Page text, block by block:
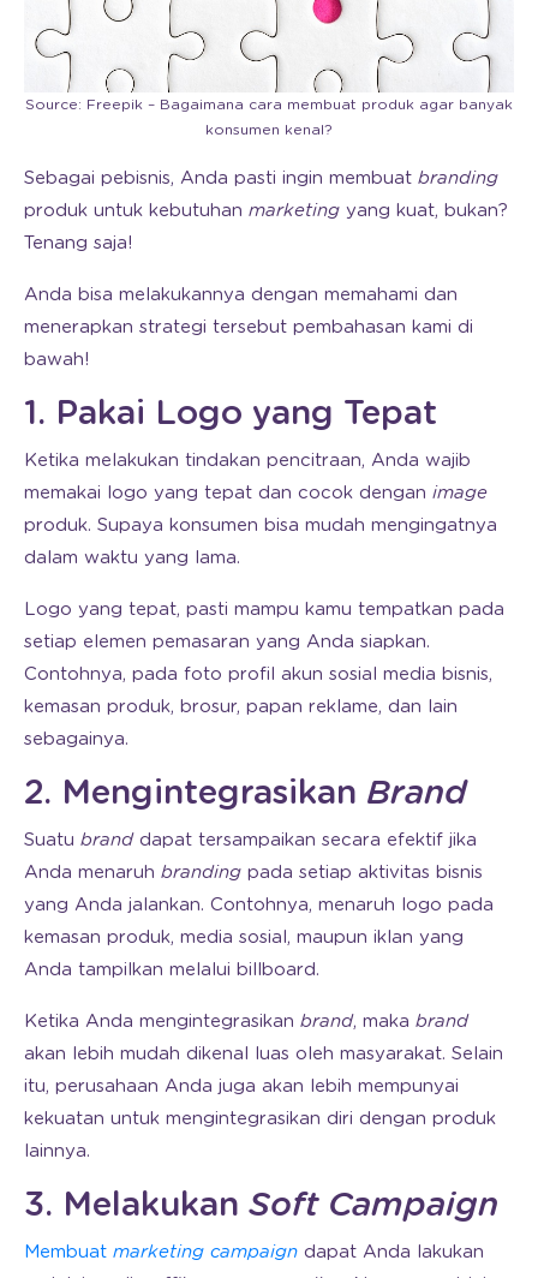
Source: Freepik – Bagaimana cara membuat produk agar banyak
konsumen kenal?
Sebagai pebisnis, Anda pasti ingin membuat branding
produk untuk kebutuhan marketing yang kuat, bukan?
Tenang saja!
Anda bisa melakukannya dengan memahami dan
menerapkan strategi tersebut pembahasan kami di
bawah!
1. Pakai Logo yang Tepat
Ketika melakukan tindakan pencitraan, Anda wajib
memakai logo yang tepat dan cocok dengan image
produk. Supaya konsumen bisa mudah mengingatnya
dalam waktu yang lama.
Logo yang tepat, pasti mampu kamu tempatkan pada
setiap elemen pemasaran yang Anda siapkan.
Contohnya, pada foto profil akun sosial media bisnis,
kemasan produk, brosur, papan reklame, dan lain
sebagainya.
2. Mengintegrasikan Brand
Suatu brand dapat tersampaikan secara efektif jika
Anda menaruh branding pada setiap aktivitas bisnis
yang Anda jalankan. Contohnya, menaruh logo pada
kemasan produk, media sosial, maupun iklan yang
Anda tampilkan melalui billboard.
Ketika Anda mengintegrasikan brand, maka brand
akan lebih mudah dikenal luas oleh masyarakat. Selain
itu, perusahaan Anda juga akan lebih mempunyai
kekuatan untuk mengintegrasikan diri dengan produk
lainnya.
3. Melakukan Soft Campaign
Membuat marketing campaign dapat Anda lakukan